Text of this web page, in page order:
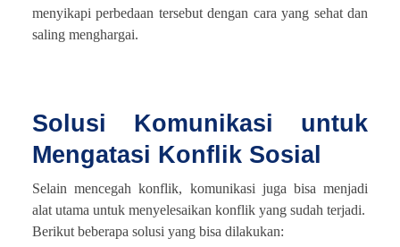
menyikapi perbedaan tersebut dengan cara yang sehat dan
saling menghargai.
Solusi Komunikasi untuk
Mengatasi Konflik Sosial
Selain mencegah konflik, komunikasi juga bisa menjadi
alat utama untuk menyelesaikan konflik yang sudah terjadi.
Berikut beberapa solusi yang bisa dilakukan: